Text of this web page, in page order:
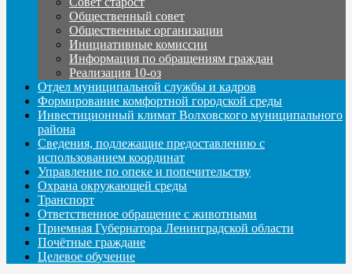
Общественный совет
Общественные организации
Инициативные комиссии
Информация по обращениям граждан
Реализация 10-оз
Отдел муниципальной службы и кадров
Формирование комфортной городской среды
Инвестиционный климат Волховского муниципального
района
Сведения, подлежащие предоставлению с
использованием координат
Управление по опеке и попечительству
Охрана окружающей среды
Транспорт
Ответственное обращение с животными
Приемная Губернатора Ленинградской области
Почётные граждане
Целевое обучение